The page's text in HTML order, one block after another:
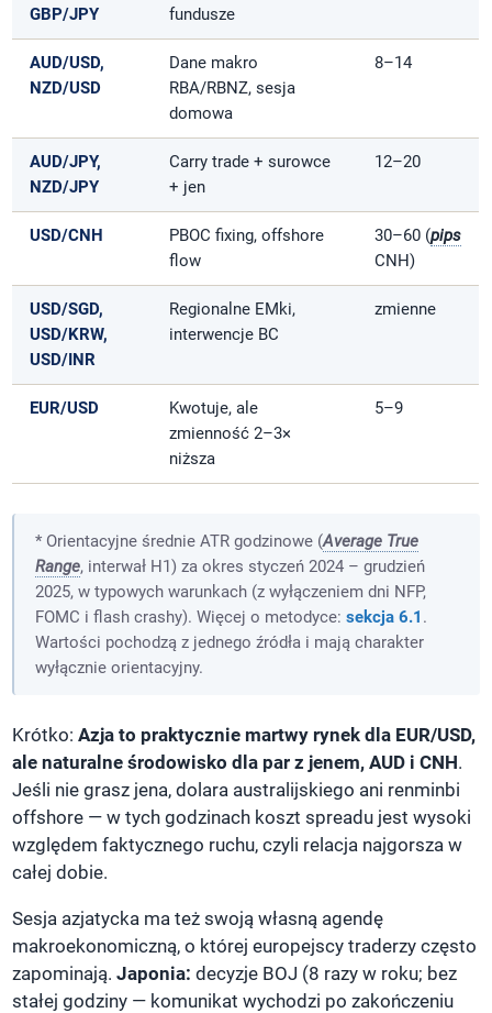
GBP/JPY
fundusze
AUD/USD,
NZD/USD
Dane makro
RBA/RBNZ, sesja
domowa
8–14
AUD/JPY,
NZD/JPY
Carry trade + surowce
+ jen
12–20
USD/CNH
PBOC fixing, offshore
flow
30–60 (pips
CNH)
USD/SGD,
USD/KRW,
USD/INR
Regionalne EMki,
interwencje BC
zmienne
EUR/USD
Kwotuje, ale
zmienność 2–3×
niższa
5–9
* Orientacyjne średnie ATR godzinowe (Average True
Range, interwał H1) za okres styczeń 2024 – grudzień
2025, w typowych warunkach (z wyłączeniem dni NFP,
FOMC i flash crashy). Więcej o metodyce: sekcja 6.1 .
Wartości pochodzą z jednego źródła i mają charakter
wyłącznie orientacyjny.
Krótko:Azja to praktycznie martwy rynek dla EUR/USD,
ale naturalne środowisko dla par z jenem, AUD i CNH.
Jeśli nie grasz jena, dolara australijskiego ani renminbi
offshore — w tych godzinach koszt spreadu jest wysoki
względem faktycznego ruchu, czyli relacja najgorsza w
całej dobie.
Sesja azjatycka ma też swoją własną agendę
makroekonomiczną, o której europejscy traderzy często
zapominają.Japonia: decyzje BOJ (8 razy w roku; bez
stałej godziny — komunikat wychodzi po zakończeniu